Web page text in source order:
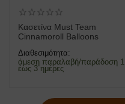
Κασετίνα Must Team
Cinnamoroll Balloons
Διαθεσιμότητα:
άμεση παραλαβή/παράδοση 1
έως 3 ημέρες